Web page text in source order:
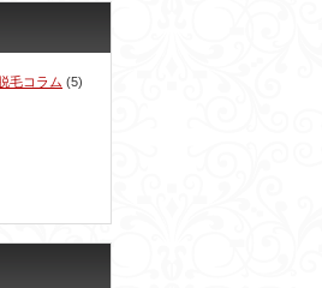
毛コラム (5)